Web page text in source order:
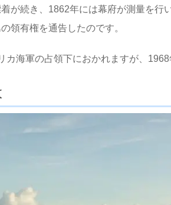
が続き、1862年には幕府が測量を行
領有権を通告したのです。
カ海軍の占領下におかれますが、1968